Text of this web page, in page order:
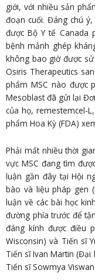
giới, với nhiều sản
đoạn cuối. Đáng chú
được Bộ Y tế Canada
bệnh mảnh ghép
không bao giờ được
Osiris Therapeutics
phẩm MSC nào được
Mesoblast đã gửi lại
của họ, remestemcel-
phẩm Hoa Kỳ (FDA)
Phải mất nhiều thời
vực MSC đang tìm
luận gần đây tại Hội
bào và liệu pháp gen
luận về các bài học
đường phía trước để
đáng kính được điều
Wisconsin) và Tiến sĩ
Tiến sĩ Ivan Martin (Đại
Tiến sĩ Sowmya